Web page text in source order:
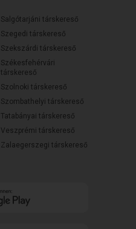
Salgótarjáni társkereső
Szegedi társkereső
Szekszárdi társkereső
Székesfehérvári
társkereső
Szolnoki társkereső
Szombathelyi társkereső
Tatabányai társkereső
Veszprémi társkereső
Zalaegerszegi társkereső